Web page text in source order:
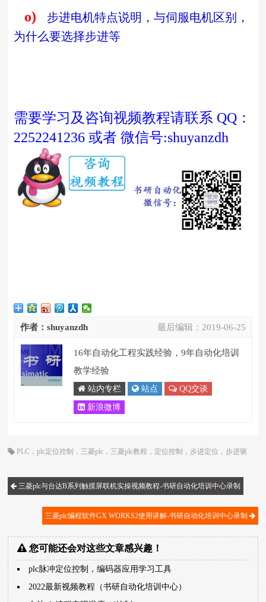
o)
步进电机特点说明，与伺服电机区别，
为什么要选择步进等
需要学习及咨询视频教程请联系 QQ：
2252241236 或者 微信号:shuyanzdh
最后编辑： 2019-06-25
作者：shuyanzdh
16年自动化工程实践经验，9年自动化培训
教学经验
站内专栏 站点 QQ交谈
新浪微博
PLC ，plc定位控制 ， 三菱plc ， 三菱plc教程 ， 定位控制 ， 步进定位 ， 步进驱
三菱plc与台达B系列触摸屏联机实操视频教程-书研自动化培训中心录制
三菱plc编程软件GX WORKS2使用讲解-书研自动化培训中心录制
您可能还会对这些文章感兴趣！
plc脉冲定位控制，编码器应用学习工具
2022最新视频教程（书研自动化培训中心）